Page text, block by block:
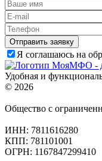
Я соглашаюсь на
Удобная и
© 2026
Общество с
ИНН: 7811616280
КПП: 781101001
ОГРН: 1167847299410